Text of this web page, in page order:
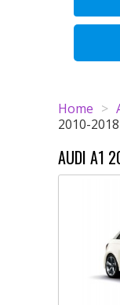
Home >
2010-2018
AUDI A1